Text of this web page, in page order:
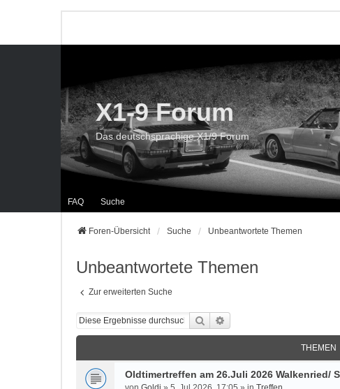
FAQ Suche
X1-9 Forum
Das deutschsprachige X1/9 Forum
Foren-Übersicht Suche Unbeantwortete Themen
Unbeantwortete Themen
Zur erweiterten Suche
Suche
THEMEN
Oldtimertreffen am 26.Juli 2026 Walkenried/